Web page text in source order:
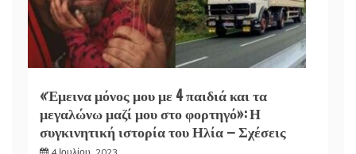
«Έμεινα μόνος μου με 4 παιδιά και τα
μεγαλώνω μαζί μου στο φορτηγό»: Η
συγκινητική ιστορία του Ηλία – Σχέσεις